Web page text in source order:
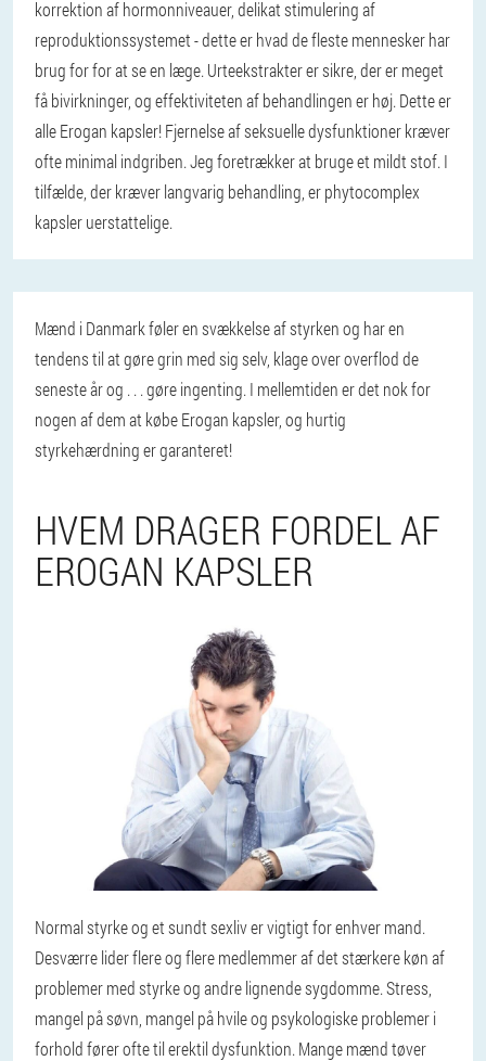
korrektion af hormonniveauer, delikat stimulering af
reproduktionssystemet - dette er hvad de fleste mennesker har
brug for for at se en læge. Urteekstrakter er sikre, der er meget
få bivirkninger, og effektiviteten af ​​behandlingen er høj. Dette er
alle Erogan kapsler! Fjernelse af seksuelle dysfunktioner kræver
ofte minimal indgriben. Jeg foretrækker at bruge et mildt stof. I
tilfælde, der kræver langvarig behandling, er phytocomplex
kapsler uerstattelige.
Mænd i Danmark føler en svækkelse af styrken og har en
tendens til at gøre grin med sig selv, klage over overflod de
seneste år og . . . gøre ingenting. I mellemtiden er det nok for
nogen af ​​dem at købe Erogan kapsler, og hurtig
styrkehærdning er garanteret!
HVEM DRAGER FORDEL AF
EROGAN KAPSLER
Normal styrke og et sundt sexliv er vigtigt for enhver mand.
Desværre lider flere og flere medlemmer af det stærkere køn af
problemer med styrke og andre lignende sygdomme. Stress,
mangel på søvn, mangel på hvile og psykologiske problemer i
forhold fører ofte til erektil dysfunktion. Mange mænd tøver